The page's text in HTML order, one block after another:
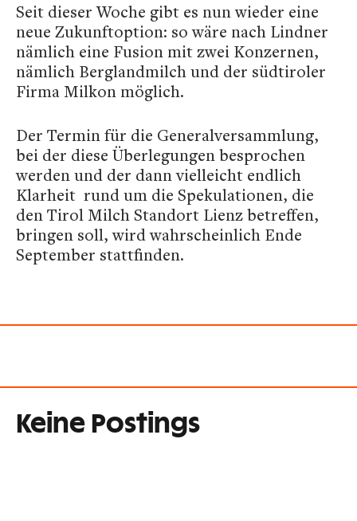
Seit dieser Woche gibt es nun wieder eine
neue Zukunftoption: so wäre nach Lindner
nämlich eine Fusion mit zwei Konzernen,
nämlich Berglandmilch und der südtiroler
Firma Milkon möglich.
Der Termin für die Generalversammlung,
bei der diese Überlegungen besprochen
werden und der dann vielleicht endlich
Klarheit rund um die Spekulationen, die
den Tirol Milch Standort Lienz betreffen,
bringen soll, wird wahrscheinlich Ende
September stattfinden.
Keine Postings